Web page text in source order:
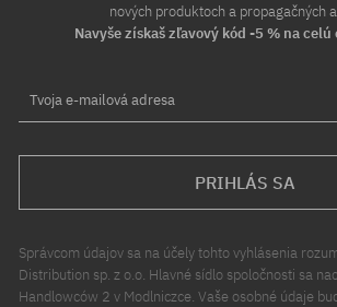
nových produktoch a propagačných
Navyše získaš zľavový kód -5 % na
Tvoja e-mailová adresa
PRIHLÁS SA
Správcom údajov sa na účely tohto vyhlásenia
Distribution sp. z o.o. Hlavné sídlo spoločnosti sa
Handlowców 2 v Modlniczce. Vaše osobné údaje